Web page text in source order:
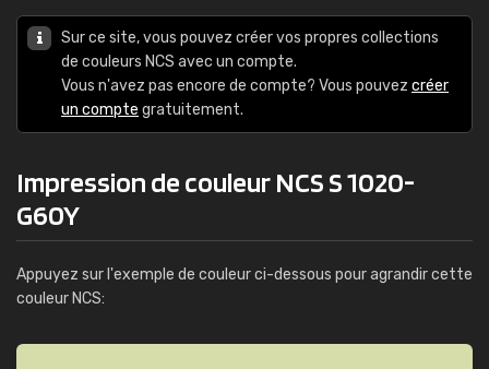
Sur ce site, vous pouvez créer vos propres collections
de couleurs NCS avec un compte.
Vous n'avez pas encore de compte? Vous pouvez créer
un compte gratuitement.
Impression de couleur NCS S 1020-
G60Y
Appuyez sur l'exemple de couleur ci-dessous pour agrandir cette
couleur NCS: